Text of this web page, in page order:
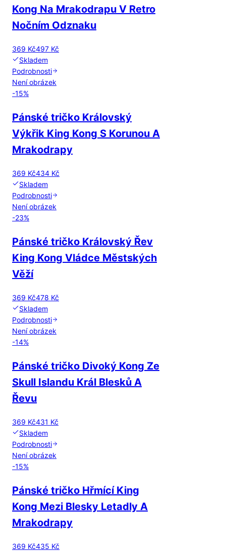
Kong Na Mrakodrapu V Retro
Nočním Odznaku
369 Kč497 Kč
Skladem
Podrobnosti
Není obrázek
-15%
Pánské tričko Královský
Výkřik King Kong S Korunou A
Mrakodrapy
369 Kč434 Kč
Skladem
Podrobnosti
Není obrázek
-23%
Pánské tričko Královský Řev
King Kong Vládce Městských
Věží
369 Kč478 Kč
Skladem
Podrobnosti
Není obrázek
-14%
Pánské tričko Divoký Kong Ze
Skull Islandu Král Blesků A
Řevu
369 Kč431 Kč
Skladem
Podrobnosti
Není obrázek
-15%
Pánské tričko Hřmící King
Kong Mezi Blesky Letadly A
Mrakodrapy
369 Kč435 Kč